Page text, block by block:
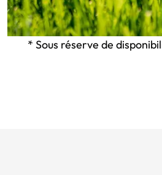
* Sous réserve de